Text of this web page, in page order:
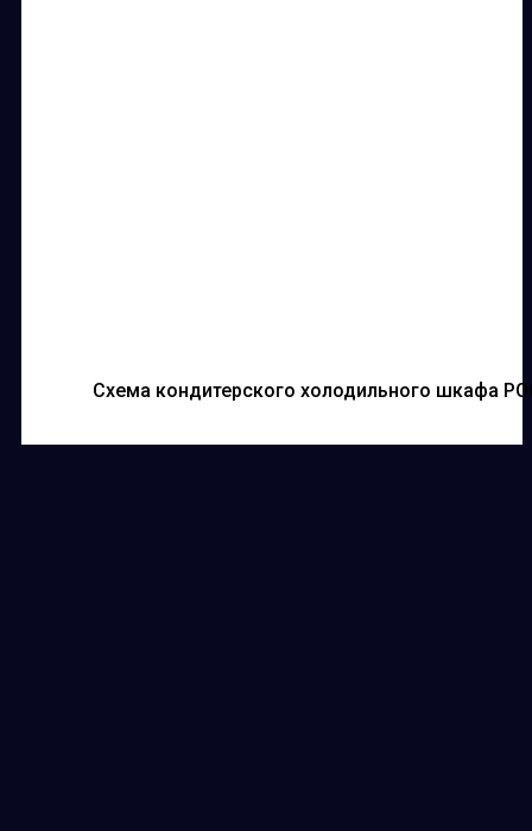
Схема кондитерского холодильного шкафа